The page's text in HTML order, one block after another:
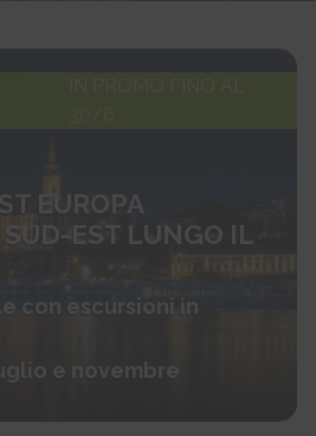
IN PROMO FINO AL
30/6
EUROPA
EST LUNGO IL
con escursioni in
e novembre